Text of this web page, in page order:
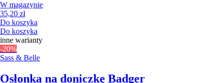
W magazynie
35,20 zł
Do koszyka
Do koszyka
inne warianty
-20%
Sass & Belle
Osłonka na doniczkę Badger